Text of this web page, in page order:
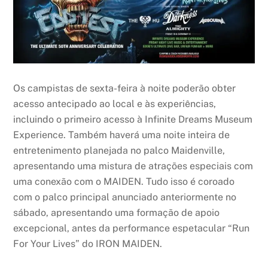
Os campistas de sexta-feira à noite poderão obter
acesso antecipado ao local e às experiências,
incluindo o primeiro acesso à Infinite Dreams Museum
Experience. Também haverá uma noite inteira de
entretenimento planejada no palco Maidenville,
apresentando uma mistura de atrações especiais com
uma conexão com o MAIDEN. Tudo isso é coroado
com o palco principal anunciado anteriormente no
sábado, apresentando uma formação de apoio
excepcional, antes da performance espetacular “Run
For Your Lives” do IRON MAIDEN.